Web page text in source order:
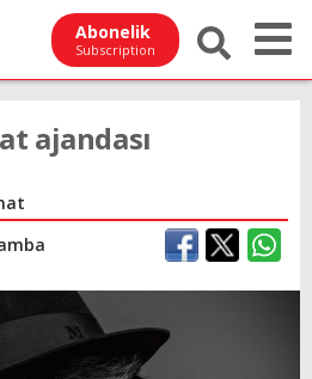
Abonelik
Subscription
ajandası